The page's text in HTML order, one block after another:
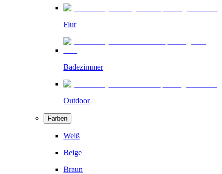
Flur
Badezimmer
Outdoor
Farben
Weiß
Beige
Braun